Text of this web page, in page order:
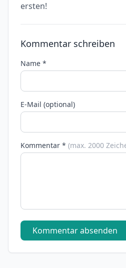
ersten!
Kommentar schreiben
Name *
E-Mail (optional)
Kommentar * (max. 2000
Kommentar absenden